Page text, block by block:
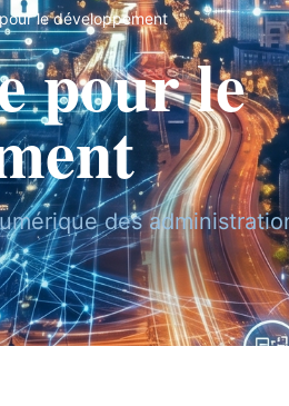
le développement
pour le
des